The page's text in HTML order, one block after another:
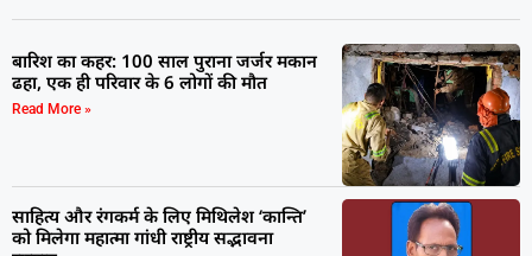
बारिश का कहर: 100 साल पुराना जर्जर मकान
ढहा, एक ही परिवार के 6 लोगों की मौत
Read More »
साहित्य और रंगकर्म के लिए मिथिलेश ‘कान्ति’
को मिलेगा महात्मा गांधी राष्ट्रीय सद्भावना